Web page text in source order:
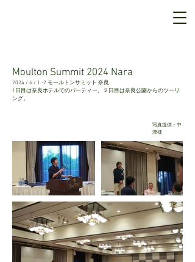
Moulton Summit 2024 Nara
2024 / 6 / 1 -2 モールトンサミット 奈良
​1日目は奈良ホテルでのパーティー。２日目は奈良公園からのツーリ
ング。
写真提供：中
津様